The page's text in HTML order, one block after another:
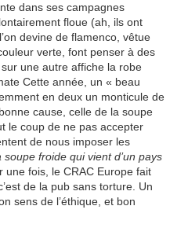
dans ses campagnes
floue (ah, ils ont
devine de flamenco, vêtue
verte, font penser à des
une autre affiche la robe
Cette année, un « beau
en deux un monticule de
cause, celle de la soupe
le coup de ne pas accepter
de nous imposer les
soupe froide qui vient d’un pays
fois, le CRAC Europe fait
de la pub sans torture. Un
sens de l’éthique, et bon